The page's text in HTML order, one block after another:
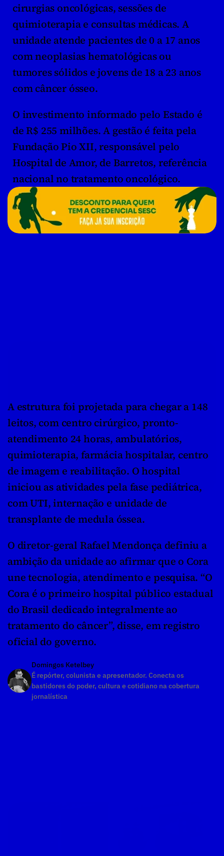
cirurgias oncológicas, sessões de
quimioterapia e consultas médicas. A
unidade atende pacientes de 0 a 17 anos
com neoplasias hematológicas ou
tumores sólidos e jovens de 18 a 23 anos
com câncer ósseo.
O investimento informado pelo Estado é
de R$ 255 milhões. A gestão é feita pela
Fundação Pio XII, responsável pelo
Hospital de Amor, de Barretos, referência
nacional no tratamento oncológico.
A estrutura foi projetada para chegar a 148
leitos, com centro cirúrgico, pronto-
atendimento 24 horas, ambulatórios,
quimioterapia, farmácia hospitalar, centro
de imagem e reabilitação. O hospital
iniciou as atividades pela fase pediátrica,
com UTI, internação e unidade de
transplante de medula óssea.
O diretor-geral Rafael Mendonça definiu a
ambição da unidade ao afirmar que o Cora
une tecnologia, atendimento e pesquisa. “O
Cora é o primeiro hospital público estadual
do Brasil dedicado integralmente ao
tratamento do câncer”, disse, em registro
oficial do governo.
Domingos Ketelbey
É repórter, colunista e apresentador. Conecta os
bastidores do poder, cultura e cotidiano na cobertura
jornalística